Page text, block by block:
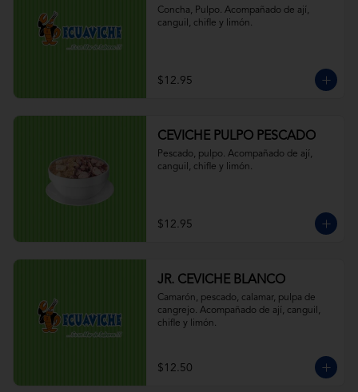
Concha, Pulpo. Acompañado de ají,
canguil, chifle y limón.
$12.95
CEVICHE PULPO PESCADO
Pescado, pulpo. Acompañado de ají,
canguil, chifle y limón.
$12.95
JR. CEVICHE BLANCO
Camarón, pescado, calamar, pulpa de
cangrejo. Acompañado de ají, canguil,
chifle y limón.
$12.50